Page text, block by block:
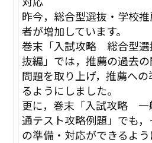
昨今，総合型選抜・学校
者が増加しています。
巻末「入試攻略 総合型選
抜編」では，推薦の過去
問題を取り上げ，推薦へ
るようにしました。
更に，巻末「入試攻略 一
通テスト攻略例題」でも
の準備・対応ができるよう